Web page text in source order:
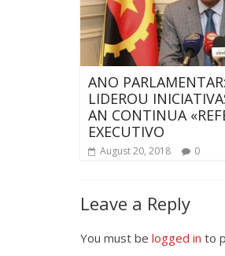
ANO
LIDEROU
AN CONTINUA
EXECUTIVO
August 20, 2018 0
Leave a Reply
You must be logged in to